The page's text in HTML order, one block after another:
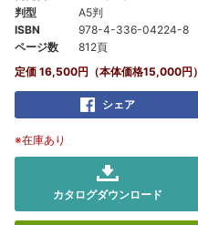
判型
A5判
ISBN
978-4-336-04224-8
ページ数
812頁
定価 16,500円（本体価格15,000円）
シェア
※在庫あり
カタログダウンロード